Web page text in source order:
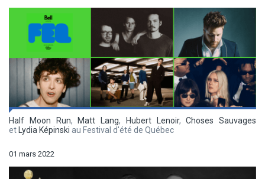
Half Moon Run, Matt Lang, Hubert Lenoir,Choses Sauvages
et Lydia Képinski au Festival d'été de Québec
01 mars 2022